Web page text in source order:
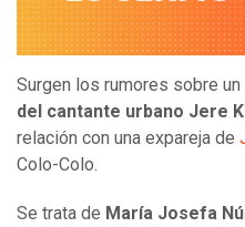
Surgen los rumores sobre un
del cantante urbano Jere
relación con una expareja de
Colo-Colo.
Se trata de María Josefa